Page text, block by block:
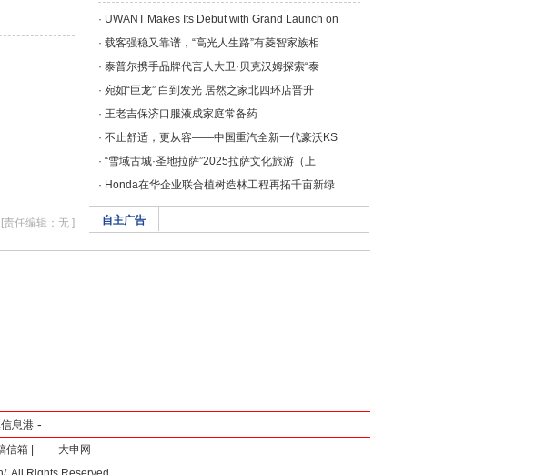
[责任编辑：无 ]
· UWANT Makes Its Debut with Grand Launch on
· 载客强稳又靠谱，“高光人生路”有菱智家族相
· 泰普尔携手品牌代言人大卫·贝克汉姆探索“泰
· 宛如“巨龙” 白到发光 居然之家北四环店晋升
· 王老吉保济口服液成家庭常备药
· 不止舒适，更从容——中国重汽全新一代豪沃KS
· “雪域古城·圣地拉萨”2025拉萨文化旅游（上
· Honda在华企业联合植树造林工程再拓千亩新绿
自主广告
息港 -
信箱
大申网